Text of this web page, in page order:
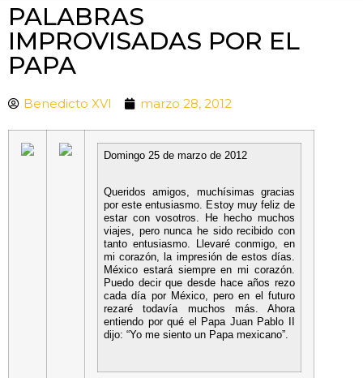
PALABRAS
IMPROVISADAS POR EL
PAPA
Benedicto XVI marzo 28, 2012
Domingo 25 de marzo de 2012
Queridos amigos, muchísimas gracias
por este entusiasmo. Estoy muy feliz de
estar con vosotros. He hecho muchos
viajes, pero nunca he sido recibido con
tanto entusiasmo. Llevaré conmigo, en
mi corazón, la impresión de estos días.
México estará siempre en mi corazón.
Puedo decir que desde hace años rezo
cada día por México, pero en el futuro
rezaré todavía muchos más. Ahora
entiendo por qué el Papa Juan Pablo II
dijo: “Yo me siento un Papa mexicano”.